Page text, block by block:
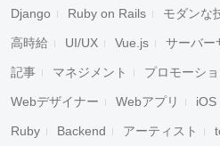
Django Ruby on Rails モダンな
高時給 UI/UX Vue.js サーバー
記事 マネジメント プロモーシ
Webデザイナー Webアプリ iOS
Ruby Backend アーティスト